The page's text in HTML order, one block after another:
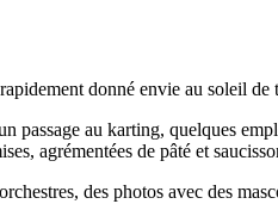
donné envie au soleil
passage au karting, quelques
agrémentées de pâté et
des photos avec des